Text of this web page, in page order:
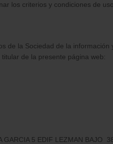
los criterios y condiciones de
de la Sociedad de la
de la presente página web:
GARCIA 5 EDIF LEZMAN BAJO